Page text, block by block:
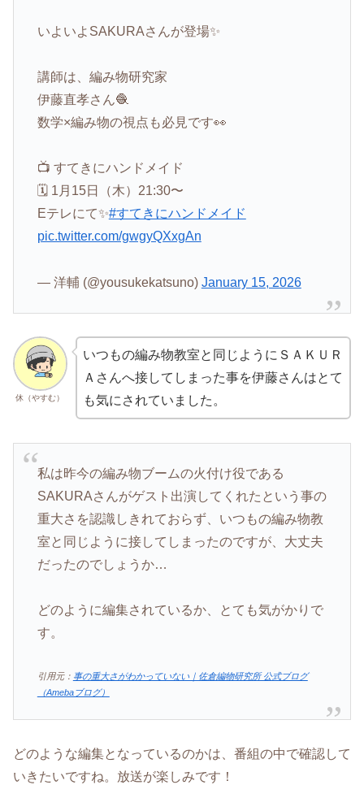
いよいよSAKURAさんが登場✨
講師は、編み物研究家
伊藤直孝さん🧶
数学×編み物の視点も必見です👀
📺 すてきにハンドメイド
🗓 1月15日（木）21:30〜
Eテレにて✨#すてきにハンドメイド
pic.twitter.com/gwgyQXxgAn
— 洋輔 (@yousukekatsuno) January 15, 2026
休（やすむ）
いつもの編み物教室と同じようにＳＡＫＵＲ
Ａさんへ接してしまった事を伊藤さんはとて
も気にされていました。
私は昨今の編み物ブームの火付け役である
SAKURAさんがゲスト出演してくれたという事の
重大さを認識しきれておらず、いつもの編み物教
室と同じように接してしまったのですが、大丈夫
だったのでしょうか…
どのように編集されているか、とても気がかりで
す。
引用元： 事の重大さがわかっていない｜佐倉編物研究所 公式ブログ
（Amebaブログ）
どのような編集となっているのかは、番組の中で確認して
いきたいですね。放送が楽しみです！